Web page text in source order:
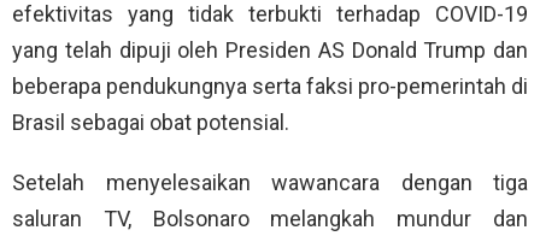
efektivitas yang tidak terbukti terhadap COVID-19
yang telah dipuji oleh Presiden AS Donald Trump dan
beberapa pendukungnya serta faksi pro-pemerintah di
Brasil sebagai obat potensial.
Setelah menyelesaikan wawancara dengan tiga
saluran TV, Bolsonaro melangkah mundur dan